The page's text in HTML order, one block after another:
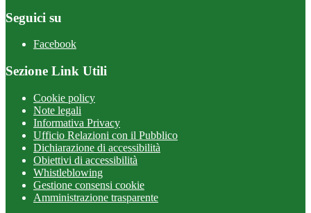
Seguici su
Facebook
Sezione Link Utili
Cookie policy
Note legali
Informativa Privacy
Ufficio Relazioni con il Pubblico
Dichiarazione di accessibilità
Obiettivi di accessibilità
Whistleblowing
Gestione consensi cookie
Amministrazione trasparente